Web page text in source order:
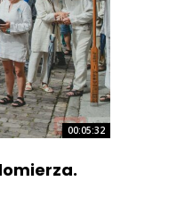
00:05:32